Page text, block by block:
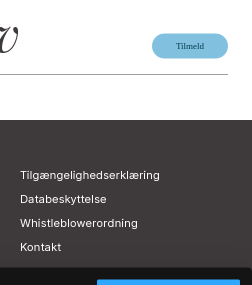
Tilmeld
Tilgængelighedserklæring
Databeskyttelse
Whistleblowerordning
Kontakt